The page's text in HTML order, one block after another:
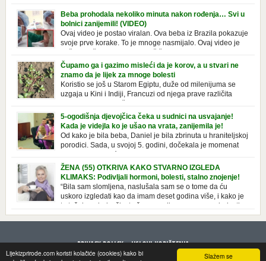
Slažem se
Lijekizprirode.com koristi kolačiće (cookies) kako bi
prepoznatljivog mirisa i jednostavne formule, jeste nezamenljiv inventar
u kupatilima i muškaraca i žena. Mnogi ljudi se ne odvajaju od nje, pa je
čak nose sa […]
Beba prohodala nekoliko minuta nakon rođenja… Svi u
bolnici zanijemili! (VIDEO)
Ovaj video je postao viralan. Ova beba iz Brazila pokazuje
svoje prve korake. To je mnoge nasmijalo. Ovaj video je
baš neobičan. Ne viđamo baš često ovakve korake kod
novorođenih beba. Video je snimila babica, pregledalo ga je preko 80
miliona ljudi. Ove babice su ostale u čudu nakon što su vidjeli kako
beba želi […]
Čupamo ga i gazimo misleći da je korov, a u stvari ne
znamo da je lijek za mnoge bolesti
Koristio se još u Starom Egiptu, duže od milenijuma se
uzgaja u Kini i Indiji, Francuzi od njega prave različita
čupamo ga i bacamo kao korov! Tušt je jednogodišnji, ali vrlo uporan
“korov” koji, ka­da nam se jednom nastani u bašti ili dvorištu, teško ga se
5-ogodišnja djevojčica čeka u sudnici na usvajanje!
Kada je videjla ko je ušao na vrata, zanijemila je!
Od kako je bila beba, Daniel je bila zbrinuta u hraniteljskoj
porodici. Sada, u svojoj 5. godini, dočekala je momenat
je bio veoma poseban za djevojčicu i njenu novu porodicu, ali je uskoro
postao još čarobniji, zahvaljujući socijalnom radniku koji poznaje
Daniel. Njenoj novoj porodici je […]
ŽENA (55) OTKRIVA KAKO STVARNO IZGLEDA
KLIMAKS: Podivljali hormoni, bolesti, stalno znojenje!
“Bila sam slomljena, naslušala sam se o tome da ću
uskoro izgledati kao da imam deset godina više, i kako je
to težak period u životu žene, podloga za mnoge bolesti,
gotovo da nema lijeka”, priča Violeta. “Kada sam napunila 48 godina,
PRIVACY POLICY USLOVI KORIŠTENJA
© 2013 LijekizPrirode. All rights reserved